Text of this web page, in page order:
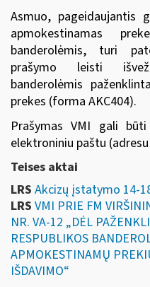
Asmuo, pageidaujantis
apmokestinamas
banderolėmis, turi
prašymo leisti
banderolėmis
prekes (forma AKC404).
Prašymas VMI gali
elektroniniu paštu (adresu
Teises aktai
LRS Akcizų įstatymo 14-
LRS VMI PRIE FM
NR. VA-12 „DĖL
RESPUBLIKOS
APMOKESTINAMŲ
IŠDAVIMO“